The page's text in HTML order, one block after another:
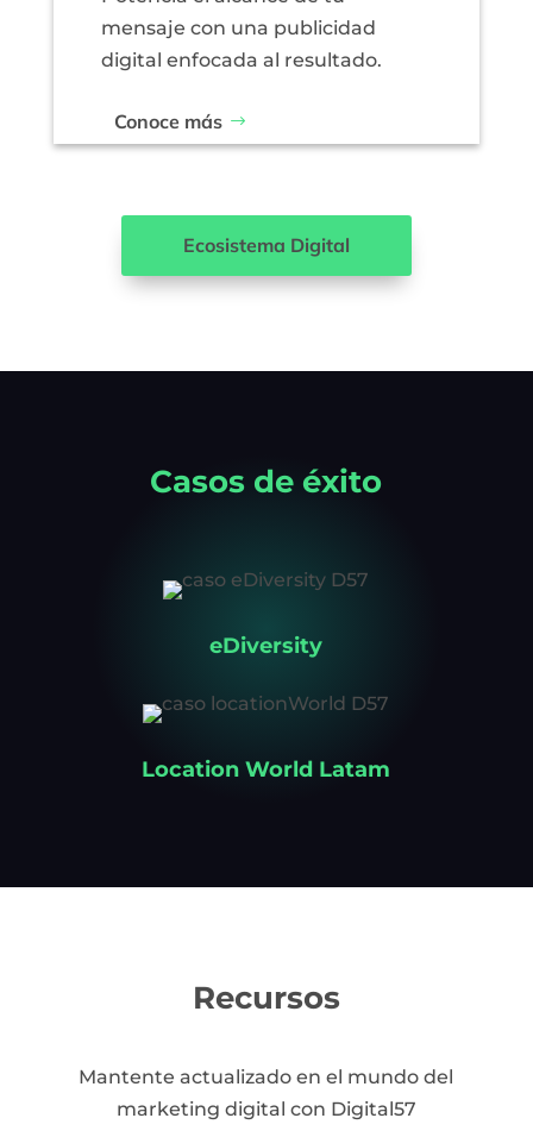
mensaje con una publicidad
digital enfocada al resultado.
Conoce más
Ecosistema Digital
Casos de éxito
eDiversity
Location World Latam
Recursos
Mantente actualizado en el mundo del
marketing digital con Digital57